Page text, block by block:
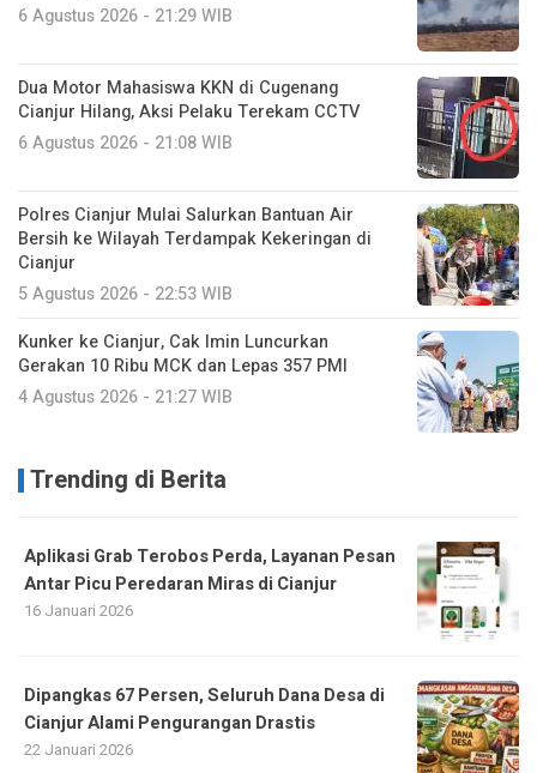
6 Agustus 2026 - 21:29 WIB
Dua Motor Mahasiswa KKN di Cugenang
Cianjur Hilang, Aksi Pelaku Terekam CCTV
6 Agustus 2026 - 21:08 WIB
Polres Cianjur Mulai Salurkan Bantuan Air
Bersih ke Wilayah Terdampak Kekeringan di
Cianjur
5 Agustus 2026 - 22:53 WIB
Kunker ke Cianjur, Cak Imin Luncurkan
Gerakan 10 Ribu MCK dan Lepas 357 PMI
4 Agustus 2026 - 21:27 WIB
Trending di Berita
Aplikasi Grab Terobos Perda, Layanan Pesan
Antar Picu Peredaran Miras di Cianjur
16 Januari 2026
Dipangkas 67 Persen, Seluruh Dana Desa di
Cianjur Alami Pengurangan Drastis
22 Januari 2026